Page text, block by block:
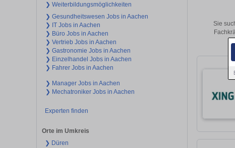
❯ Weiterbildungsmöglichkeiten
❯ Gesundheitswesen Jobs in Aachen
❯ IT Jobs in Aachen
❯ Büro Jobs in Aachen
❯ Vertrieb Jobs in Aachen
❯ Gastronomie Jobs in Aachen
❯ Einzelhandel Jobs in Aachen
❯ Fahrer Jobs in Aachen
❯ Manager Jobs in Aachen
❯ Mechatroniker Jobs in Aachen
Experten finden
Orte im Umkreis
❯ Düren
Sie